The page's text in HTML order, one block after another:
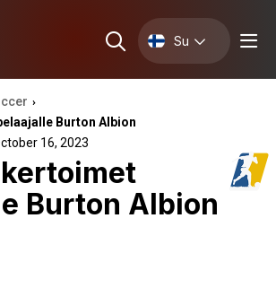
Su
›
Burton Albion
16, 2023
Burton Albion